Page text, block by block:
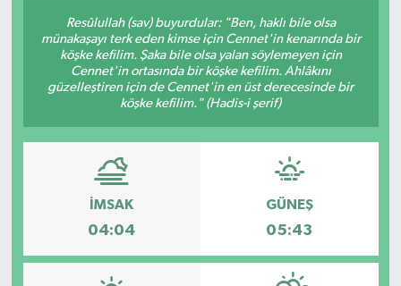
Resûlullah (sav) buyurdular: "Ben, haklı bile olsa
münakaşayı terk eden kimse için Cennet'in kenarında bir
köşke kefilim. Şaka bile olsa yalan söylemeyen için
Cennet'in ortasında bir köşke kefilim. Ahlâkını
güzelleştiren için de Cennet'in en üst derecesinde bir
köşke kefilim." (Hadis-i şerif)
İMSAK
04:04
GÜNEŞ
05:43